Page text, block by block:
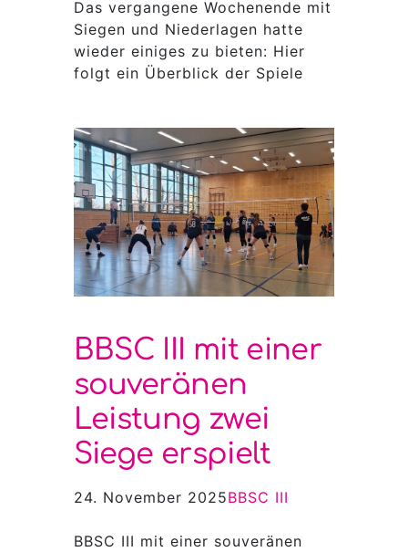
Das vergangene Wochenende mit
Siegen und Niederlagen hatte
wieder einiges zu bieten: Hier
folgt ein Überblick der Spiele
BBSC III mit einer
souveränen
Leistung zwei
Siege erspielt
24. November 2025BBSC III
BBSC III mit einer souveränen